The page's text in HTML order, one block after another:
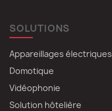
SOLUTIONS
Appareillages électriques
Domotique
Vidéophonie
Solution hôtelière